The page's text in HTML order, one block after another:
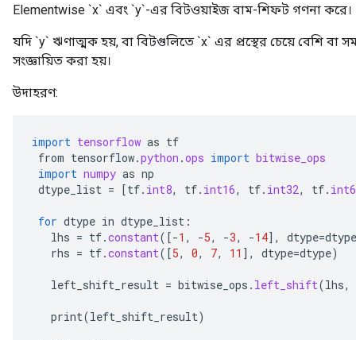
Elementwise `x` এবং `y`-এর বিটওয়াইজ বাম-শিফট গণনা করে।
যদি `y` ঋণাত্মক হয়, বা বিটগুলিতে `x` এর প্রস্থের চেয়ে বেশি বা
সংজ্ঞায়িত করা হয়।
উদাহরণ:
import tensorflow as tf
from tensorflow.python .ops import bitwise_ops
import numpy as np
dtype_list = [tf. int8, tf. int16, tf. int32, tf.
for dtype in dtype_list :
lhs = tf.constant( [-1 , -5, -3, -14] , dtype=dtype
rhs = tf.constant( [5, 0, 7, 11 ] , dtype=dtype)
left_shift_result = bitwise_ops . left_shift(lhs,
print(left_shift_result)